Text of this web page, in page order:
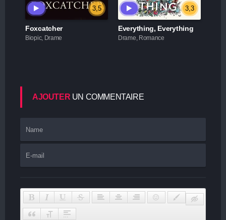
3,5
Foxcatcher
Biopic, Drame
3,3
Everything, Everything
Drame, Romance
AJOUTER UN COMMENTAIRE